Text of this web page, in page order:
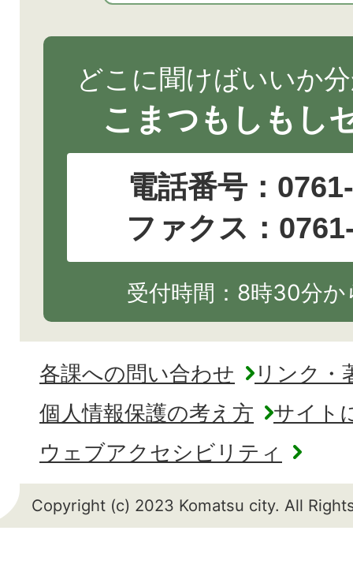
どこに聞けばいいか
こまつもしもし
電話番号：
ファクス：
受付時間：8時30分
各課への問い合わせ
リンク・
個人情報保護の考え方
サイト
ウェブアクセシビリティ
Copyright (c) 2023 Komatsu city. All